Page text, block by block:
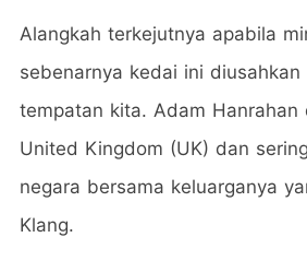
Alangkah terkejutnya apabila
sebenarnya kedai ini diusahkan
tempatan kita. Adam Hanrahan
United Kingdom (UK) dan
negara bersama keluarganya
Klang.